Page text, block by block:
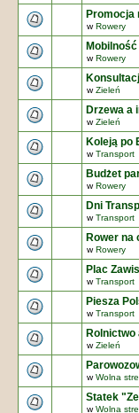
Promocja
wRowery
wRowery
wZieleń
Drzewa a
wZieleń
Koleją po
wTransport
Budżet
wRowery
Dni
wTransport
Rower na
wRowery
Plac
wTransport
Piesza
wTransport
Rolnictwo
wZieleń
wWolna
Statek
wWolna